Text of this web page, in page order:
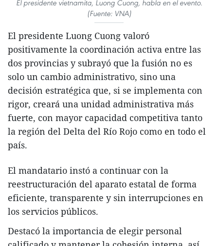
El presidente vietnamita, Luong Cuong, habla en el evento.
(Fuente: VNA)
El presidente Luong Cuong valoró
positivamente la coordinación activa entre las
dos provincias y subrayó que la fusión no es
solo un cambio administrativo, sino una
decisión estratégica que, si se implementa con
rigor, creará una unidad administrativa más
fuerte, con mayor capacidad competitiva tanto
la región del Delta del Río Rojo como en todo el
país.
El mandatario instó a continuar con la
reestructuración del aparato estatal de forma
eficiente, transparente y sin interrupciones en
los servicios públicos.
Destacó la importancia de elegir personal